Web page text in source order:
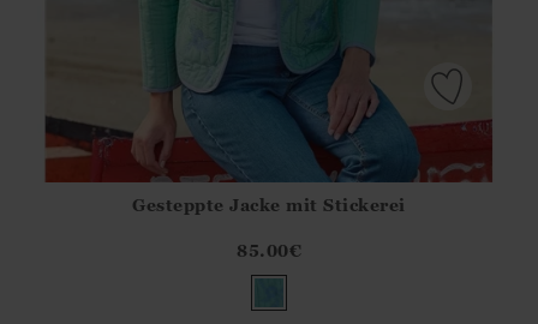
?? ""
Nein
Gesteppte Jacke mit Stickerei
85.00€